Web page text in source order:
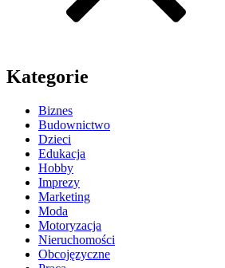
Kategorie
Biznes
Budownictwo
Dzieci
Edukacja
Hobby
Imprezy
Marketing
Moda
Motoryzacja
Nieruchomości
Obcojęzyczne